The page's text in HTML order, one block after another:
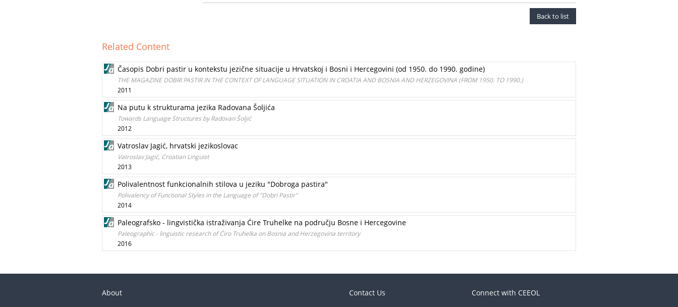
Back to list
Related Content
Časopis Dobri pastir u kontekstu jezične situacije u Hrvatskoj i Bosni i Hercegovini (od 1950. do 1990. godine)
THE MAGAZINE DOBRI PASTIR IN THE CONTEXT OF LANGUAGE SITUATION IN CROATIA AND BOSNIA AND HERZEGOVINA (FROM 1950. TO 1990.)
2011
Na putu k strukturama jezika Radovana Šoljića
Towards Language Structures by Radovan Šoljić
2012
Vatroslav Jagić, hrvatski jezikoslovac
Vatroslav Jagić, Croatian Linguist
2013
Polivalentnost funkcionalnih stilova u jeziku "Dobroga pastira"
Polivalency of Functional Styles in the Language of "Dobri Pastir"
2014
Paleografsko - lingvistička istraživanja Ćire Truhelke na području Bosne i Hercegovine
Paleographic - linguistic research of Ćiro Truhelka on Bosnia and Herzegovina territory
2016
About Contact Us Connect with CEEOL